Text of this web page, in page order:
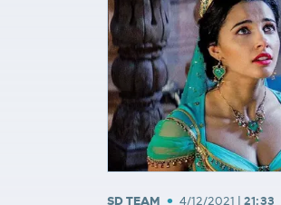
SD TEAM 4/12/2021 | 21:33